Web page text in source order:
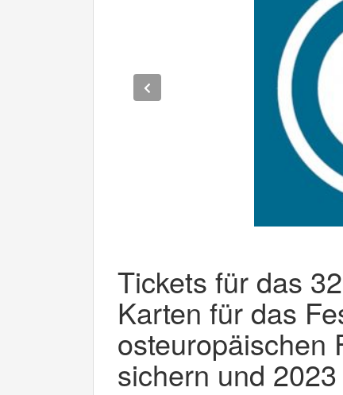
Tickets für das
Karten für das
osteuropäischen
sichern und